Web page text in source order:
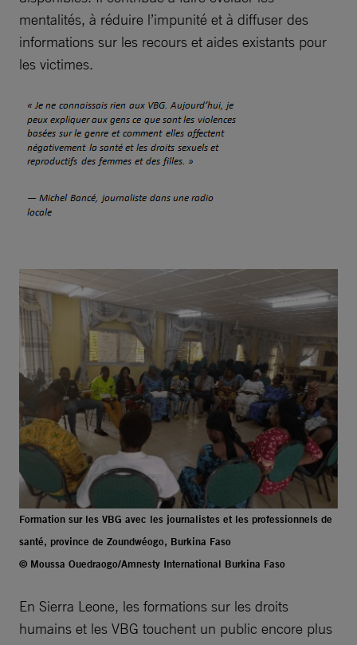
mentalités, à réduire l’impunité et à diffuser des
informations sur les recours et aides existants pour
les victimes.
Formation sur les VBG avec les journalistes et les professionnels de
santé, province de Zoundwéogo, Burkina Faso
© Moussa Ouedraogo/Amnesty International Burkina Faso
En Sierra Leone, les formations sur les droits
humains et les VBG touchent un public encore plus